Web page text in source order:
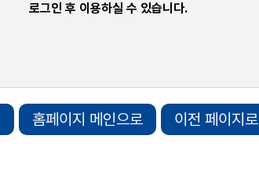
로그인 후 이용하실 수 있습니다.
홈페이지 메인으로 이전 페이지로